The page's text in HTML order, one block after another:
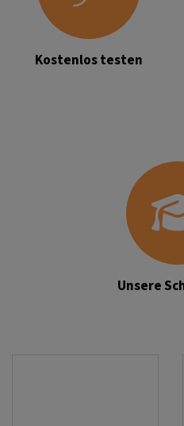
Kostenlos testen
Unsere